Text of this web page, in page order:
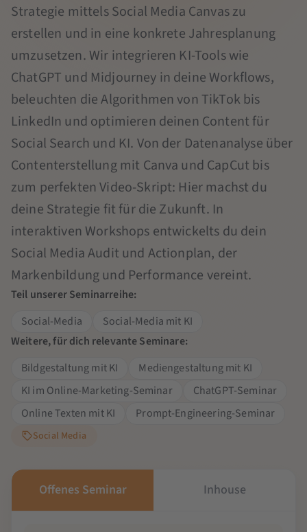
Strategie mittels Social Media Canvas zu
erstellen und in eine konkrete Jahresplanung
umzusetzen. Wir integrieren KI-Tools wie
ChatGPT und Midjourney in deine Workflows,
beleuchten die Algorithmen von TikTok bis
LinkedIn und optimieren deinen Content für
Social Search und KI. Von der Datenanalyse über
Contenterstellung mit Canva und CapCut bis
zum perfekten Video-Skript: Hier machst du
deine Strategie fit für die Zukunft. In
interaktiven Workshops entwickelts du dein
Social Media Audit und Actionplan, der
Markenbildung und Performance vereint.
Teil unserer Seminarreihe:
Social-Media
Social-Media mit KI
Weitere, für dich relevante Seminare:
Bildgestaltung mit KI
Mediengestaltung mit KI
KI im Online-Marketing-Seminar
ChatGPT-Seminar
Online Texten mit KI
Prompt-Engineering-Seminar
Social Media
Offenes Seminar Inhouse